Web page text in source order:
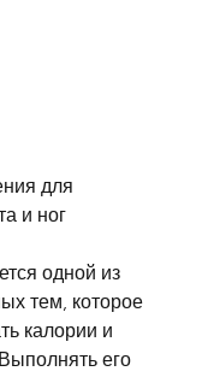
для
и ног
одной из
тем, которое
калории и
его